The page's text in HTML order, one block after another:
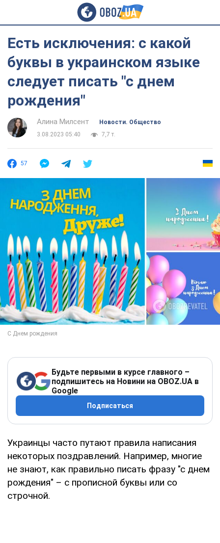
Есть исключения: с какой
буквы в украинском языке
следует писать "с днем
рождения"
Алина Милсент
Новости. Общество
3.08.2023 05:40
7,7 т.
57
Будьте первыми в курсе главного –
подпишитесь на Новини на OBOZ.UA в
Google
Подписаться
Украинцы часто путают правила написания
некоторых поздравлений. Например, многие
не знают, как правильно писать фразу "с днем
рождения" – с прописной буквы или со
строчной.